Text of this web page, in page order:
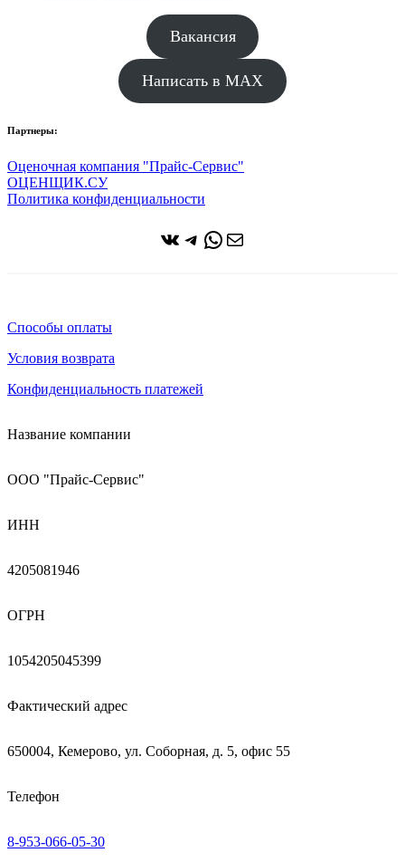
Вакансия
Написать в MAX
Партнеры:
Оценочная компания "Прайс-Сервис"
ОЦЕНЩИК.СУ
Политика конфиденциальности
ВКонтакте
Telegram
WhatsApp
Почта
Способы оплаты
Условия возврата
Конфиденциальность платежей
Название компании
ООО "Прайс-Сервис"
ИНН
4205081946
ОГРН
1054205045399
Фактический адрес
650004, Кемерово, ул. Соборная, д. 5, офис 55
Телефон
8-953-066-05-30